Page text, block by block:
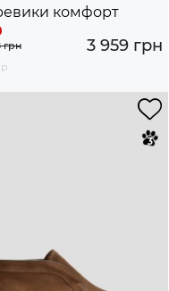
комфорт
3 959 грн
грн